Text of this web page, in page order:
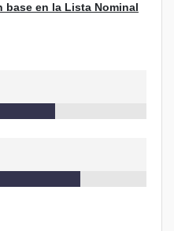
en la Lista Nominal